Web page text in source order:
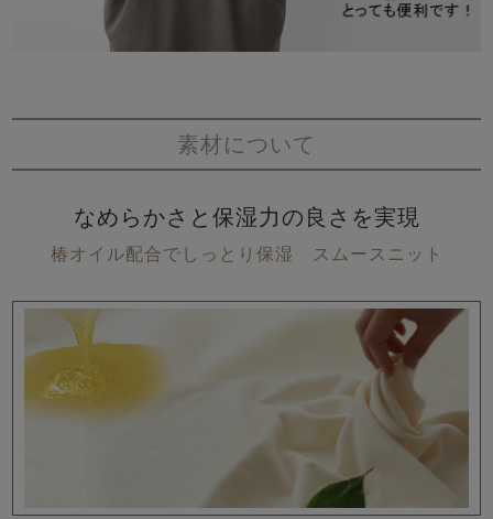
素材について
なめらかさと保湿力の良さを実現
椿オイル配合でしっとり保湿 スムースニット